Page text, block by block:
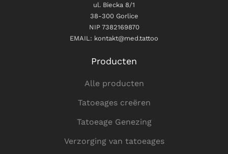
ul. Biecka 8/1
38-300 Gorlice
NIP 7382169870
EMAIL: kontakt@med.tattoo
Producten
Alle producten
Tatoeages creëren
Tatoeage Genezing
Verzorging van tatoeages